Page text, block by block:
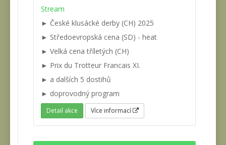
Stream
► České klusácké derby (CH) 2025
► Středoevropská cena (SD) - heat
► Velká cena tříletých (CH)
► Prix du Trotteur Francais XI.
► a dalších 5 dostihů
► doprovodný program
Detail akce Více informací